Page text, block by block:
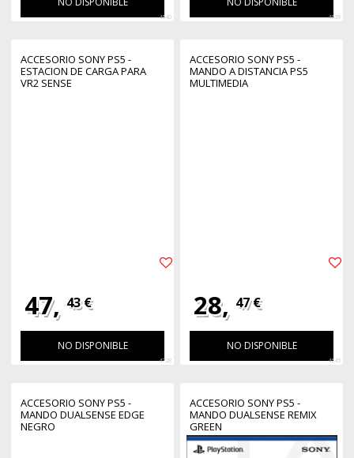
4640 4639
ACCESORIO SONY PS5 -
ESTACION DE CARGA PARA
VR2 SENSE
47, 43 €
NO DISPONIBLE
4728
ACCESORIO SONY PS5 -
MANDO A DISTANCIA PS5
MULTIMEDIA
28, 47 €
NO DISPONIBLE
4645
ACCESORIO SONY PS5 -
MANDO DUALSENSE EDGE
NEGRO
ACCESORIO SONY PS5 -
MANDO DUALSENSE REMIX
GREEN